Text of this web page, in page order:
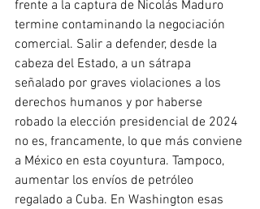
frente a la captura de Nicolás Maduro
termine contaminando la negociación
comercial. Salir a defender, desde la
cabeza del Estado, a un sátrapa
señalado por graves violaciones a los
derechos humanos y por haberse
robado la elección presidencial de 2024
no es, francamente, lo que más conviene
a México en esta coyuntura. Tampoco,
aumentar los envíos de petróleo
regalado a Cuba. En Washington esas